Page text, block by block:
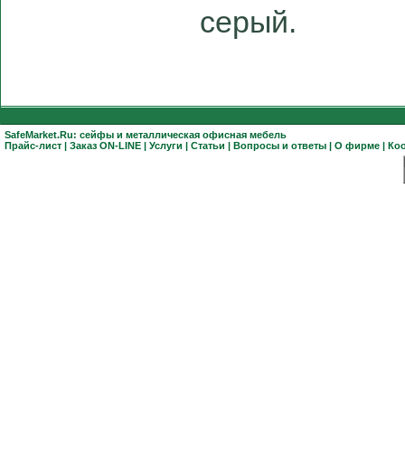
серый.
SafeMarket.Ru: сейфы и металлическая офисная мебель
Прайс-лист | Заказ ON-LINE | Услуги | Статьи | Вопросы и ответы | О фирме |